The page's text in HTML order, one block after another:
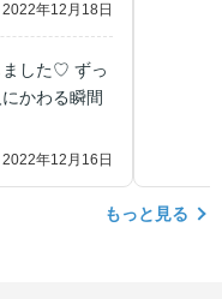
2022年12月18日
ました♡ ずっ
かわる瞬間
2022年12月16日
もっと見る